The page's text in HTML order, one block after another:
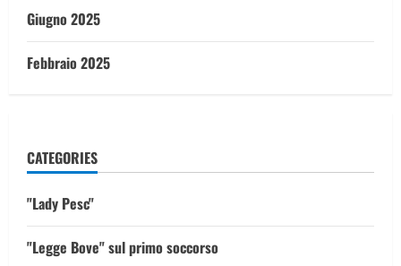
Giugno 2025
Febbraio 2025
CATEGORIES
"Lady Pesc"
"Legge Bove" sul primo soccorso